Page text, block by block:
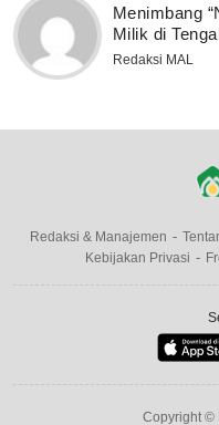
Menimbang
Milik di
Redaksi MAL
Redaksi & Manajemen
Kebijakan Privasi
Copyright ©